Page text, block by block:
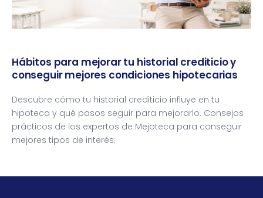
Hábitos para mejorar tu historial crediticio y
conseguir mejores condiciones hipotecarias
Descubre cómo tu historial crediticio influye en tu
hipoteca y qué pasos seguir para mejorarlo. Consejos
prácticos de los expertos de Mejoteca para conseguir
mejores tipos de interés.